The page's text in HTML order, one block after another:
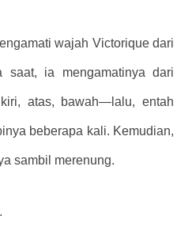
wajah Victorique dari
saat, ia mengamatinya dari
atas, bawah—lalu, entah
beberapa kali. Kemudian,
sambil merenung.